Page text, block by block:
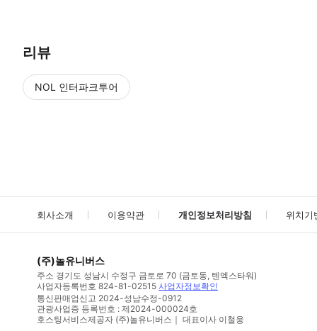
리뷰
NOL 인터파크투어
회사소개 이용약관 개인정보처리방침 위치기
(주)놀유니버스
주소 경기도 성남시 수정구 금토로 70 (금토동, 텐엑스타워)
사업자등록번호 824-81-02515 사업자정보확인
통신판매업신고 2024-성남수정-0912
관광사업증 등록번호 : 제2024-000024호
호스팅서비스제공자 (주)놀유니버스｜ 대표이사 이철웅